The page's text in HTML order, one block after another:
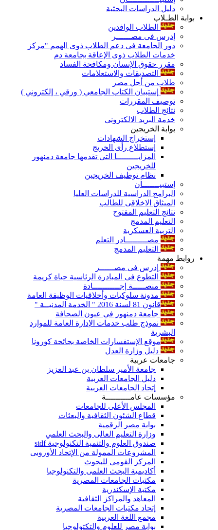
دليل الدراسات البحثية
بوابة الطـلاب
الطلاب الوافدين
إدرس فى مصــــــر
دور الجامعة فى دعم الطلاب ذوى الهمم "مركز
خدمات الطلاب ذوى الإعاقة بجامعة دم
مقرر حقوق الإنسان ومكافحة الفساد
التصديقات والاستعلامات
طلاب من أجل مصر
إستبيان الكتاب الجامعي ( ورقي ، إلكتروني )
توصيف المقررات
نتائج الطلاب
خدمة البريد الالكترونى
بوابة الخريجين
إستخراج الشهادات
إستطلاع رأى الخريج
المزايـــــــــا التى تقدمها جامعة دمنهور
للخريجين
نظام توظيف الخريجين
إستبيـــــــان
البرامج الدراسية للدراسات العليا
الميثاق الاخلاقى للطالب
نتائج التعليم المفتوح
التعليم المدمج
التربية العسكرية
مصـــــــــادر التعلم
التعليم المدمج
روابط مهمة
إدرس فى مصــــــر
التطوع فى المبادرة الرئاسية حياة كريمة
منصـــــة إجـــــــــــادة
مدونة سلوكيات وأخلاقيات الوظيفة العامة
قانون 81 لسنة 2016 " الخدمة المدنيــة "
جامعة دمنهور في عيون الصحافة
نموذج طلب خدمات الإدارة العامة للموارد
البشرية
موقع الإستفسارات الخاصة بجائحة كورونا
دليل وزارة العدل
جامعات عربية
جامعة الأمير سلطان بن عبد العزيز
دليل الجامعات العربية
إتحاد الجامعات العربية
مؤسسات عامــــــــــة
المجلس الأعلى للجامعات
قطاع الشئون الثقافية والبعثات
بوابة مصر الرقمية
وزارة التعليم العالى والبحث العلمي
صندوق العلوم والتنمية التكنولوجية stdf
المشروعات الممولة من الإتحاد الأوروبى
المركز القومى للبحوث
أكاديمية البحث العلمى والتكنولوجيا
مكتبات الجامعات المصرية
مكتبة الإسكندرية
المعاهد والمراكز الثقافية
إتحاد مكتبات الجامعات المصرية
مجمع اللغة العربية
بوابة مصر للعلوم والتكتولوجيا